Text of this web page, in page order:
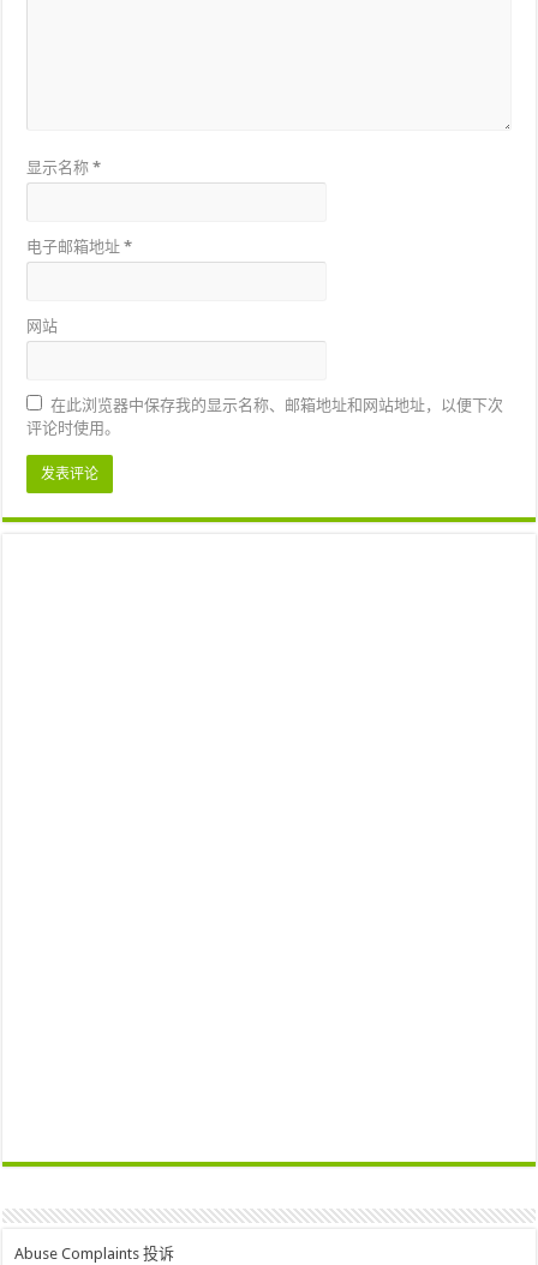
显示名称*
电子邮箱地址*
网站
在此浏览器中保存我的显示名称、邮箱地址和网站地址，以便下次
评论时使用。
Abuse Complaints 投诉